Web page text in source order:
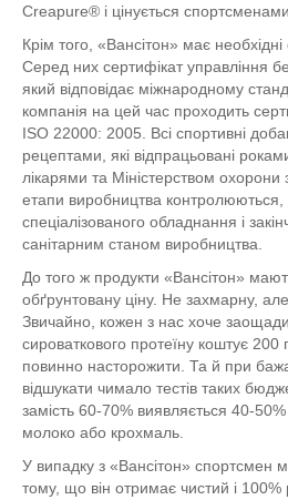
Creapure® і цінується
Крім того, «Вансітон» має необхідні
Серед них сертифікат управління
який відповідає міжнародному
компанія на цей час проходить
ISO 22000: 2005. Всі спортивні
рецептами, які відпрацьовані
лікарями та Міністерством охорони
етапи виробництва контролюються,
спеціалізованого обладнання і
санітарним станом виробництва.
До того ж продукти «Вансітон»
обґрунтовану ціну. Не захмарну, але
Звичайно, кожен з нас хоче
сироваткового протеїну коштує
повинно насторожити. Та й при
відшукати чимало тестів таких
замість 60-70% виявляється 40-
молоко або крохмаль.
У випадку з «Вансітон» спортсмен
тому, що він отримає чистий і